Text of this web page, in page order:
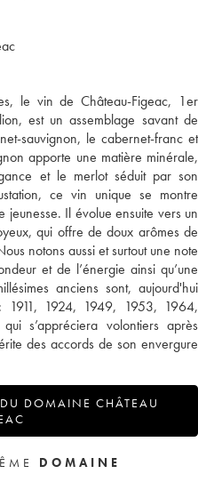
le vin de Château-Figeac, 1er
est un assemblage savant de
sauvignon, le cabernet-franc et
apporte une matière minérale,
et le merlot séduit par son
ce vin unique se montre
jeunesse. Il évolue ensuite vers un
qui offre de doux arômes de
notons aussi et surtout une note
et de l’énergie ainsi qu’une
anciens sont, aujourd'hui
1911, 1924, 1949, 1953, 1964,
s’appréciera volontiers après
des accords de son envergure
DOMAINE CHÂTEAU
DOMAINE